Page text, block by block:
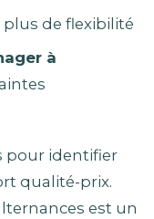
de flexibilité
à
pour identifier
qualité-prix.
est un